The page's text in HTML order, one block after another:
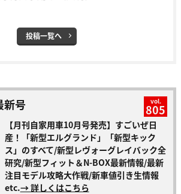
投稿一覧へ
新号 vol.
805
【月刊自家用車10月号発売】すごいぜ日
産！「新型エルグランド」「新型キック
ス」のすべて/新型レヴォーグレイバック全
研究/新型フィット＆N-BOX最新情報/最新
注目モデル攻略大作戦/新車値引き生情報
etc.→ 詳しくはこちら